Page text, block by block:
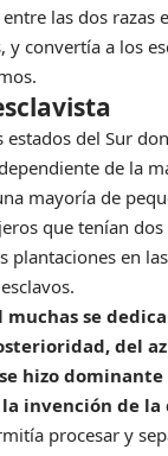
entre las dos razas
y convertía a los
estados del Sur
de la
mayoría de
que tenían dos
plantaciones en
muchas se
del
hizo dominante
invención de la
procesar y